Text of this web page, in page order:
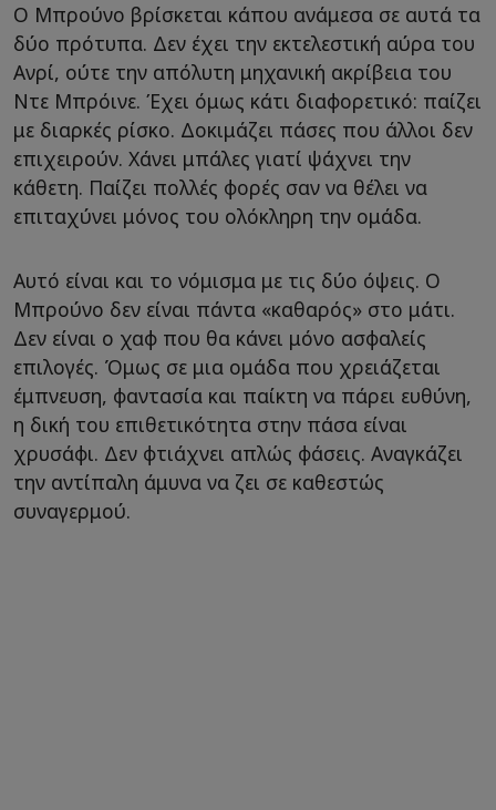
Ο Μπρούνο βρίσκεται κάπου ανάμεσα σε αυτά τα
δύο πρότυπα. Δεν έχει την εκτελεστική αύρα του
Ανρί, ούτε την απόλυτη μηχανική ακρίβεια του
Ντε Μπρόινε. Έχει όμως κάτι διαφορετικό: παίζει
με διαρκές ρίσκο. Δοκιμάζει πάσες που άλλοι δεν
επιχειρούν. Χάνει μπάλες γιατί ψάχνει την
κάθετη. Παίζει πολλές φορές σαν να θέλει να
επιταχύνει μόνος του ολόκληρη την ομάδα.
Αυτό είναι και το νόμισμα με τις δύο όψεις. Ο
Μπρούνο δεν είναι πάντα «καθαρός» στο μάτι.
Δεν είναι ο χαφ που θα κάνει μόνο ασφαλείς
επιλογές. Όμως σε μια ομάδα που χρειάζεται
έμπνευση, φαντασία και παίκτη να πάρει ευθύνη,
η δική του επιθετικότητα στην πάσα είναι
χρυσάφι. Δεν φτιάχνει απλώς φάσεις. Αναγκάζει
την αντίπαλη άμυνα να ζει σε καθεστώς
συναγερμού.